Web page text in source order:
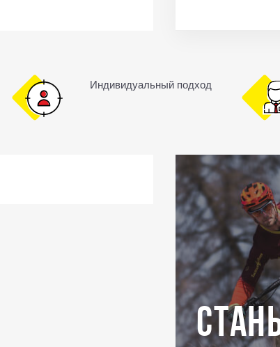
Индивидуальный подход